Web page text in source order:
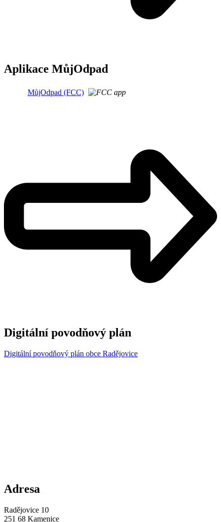
Aplikace MůjOdpad
MůjOdpad (FCC)
Digitální povodňový plán
Digitální povodňový plán obce Radějovice
Adresa
Radějovice 10
251 68 Kamenice